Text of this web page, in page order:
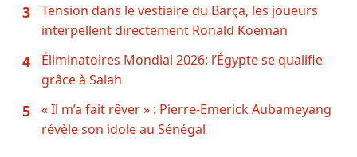
3
Tension dans le vestiaire du Barça, les joueurs
interpellent directement Ronald Koeman
4
Éliminatoires Mondial 2026: l’Égypte se qualifie
grâce à Salah
5
« Il m’a fait rêver » : Pierre-Emerick Aubameyang
révèle son idole au Sénégal